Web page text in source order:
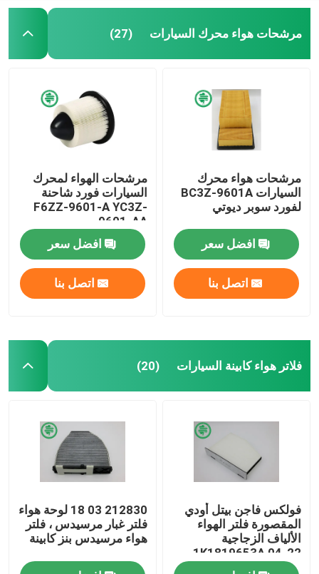
مرشحات هواء محرك السيارات (27)
مرشحات هواء محرك
السيارات BC3Z-9601A
لفورد سوبر ديوتي
افضل سعر
اتصل بنا
مرشحات الهواء لمحرك
السيارات فورد شاحنة
F6ZZ-9601-A YC3Z-
9601-AA
افضل سعر
اتصل بنا
فلاتر هواء كابينة السيارات (20)
فولكس فاجن بيتل أودي
المقصورة فلتر الهواء
الألياف الزجاجية
1K1819653A 04-22
212830 03 18 لوحة هواء
فلتر غبار مرسيدس ، فلتر
هواء مرسيدس بنز كابينة